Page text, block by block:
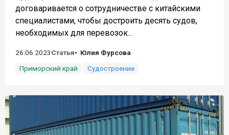
договаривается о сотрудничестве с китайскими
специалистами, чтобы достроить десять судов,
необходимых для перевозок...
26.06.2023Статья
Юлия Фурсова
Приморский край
Судостроение